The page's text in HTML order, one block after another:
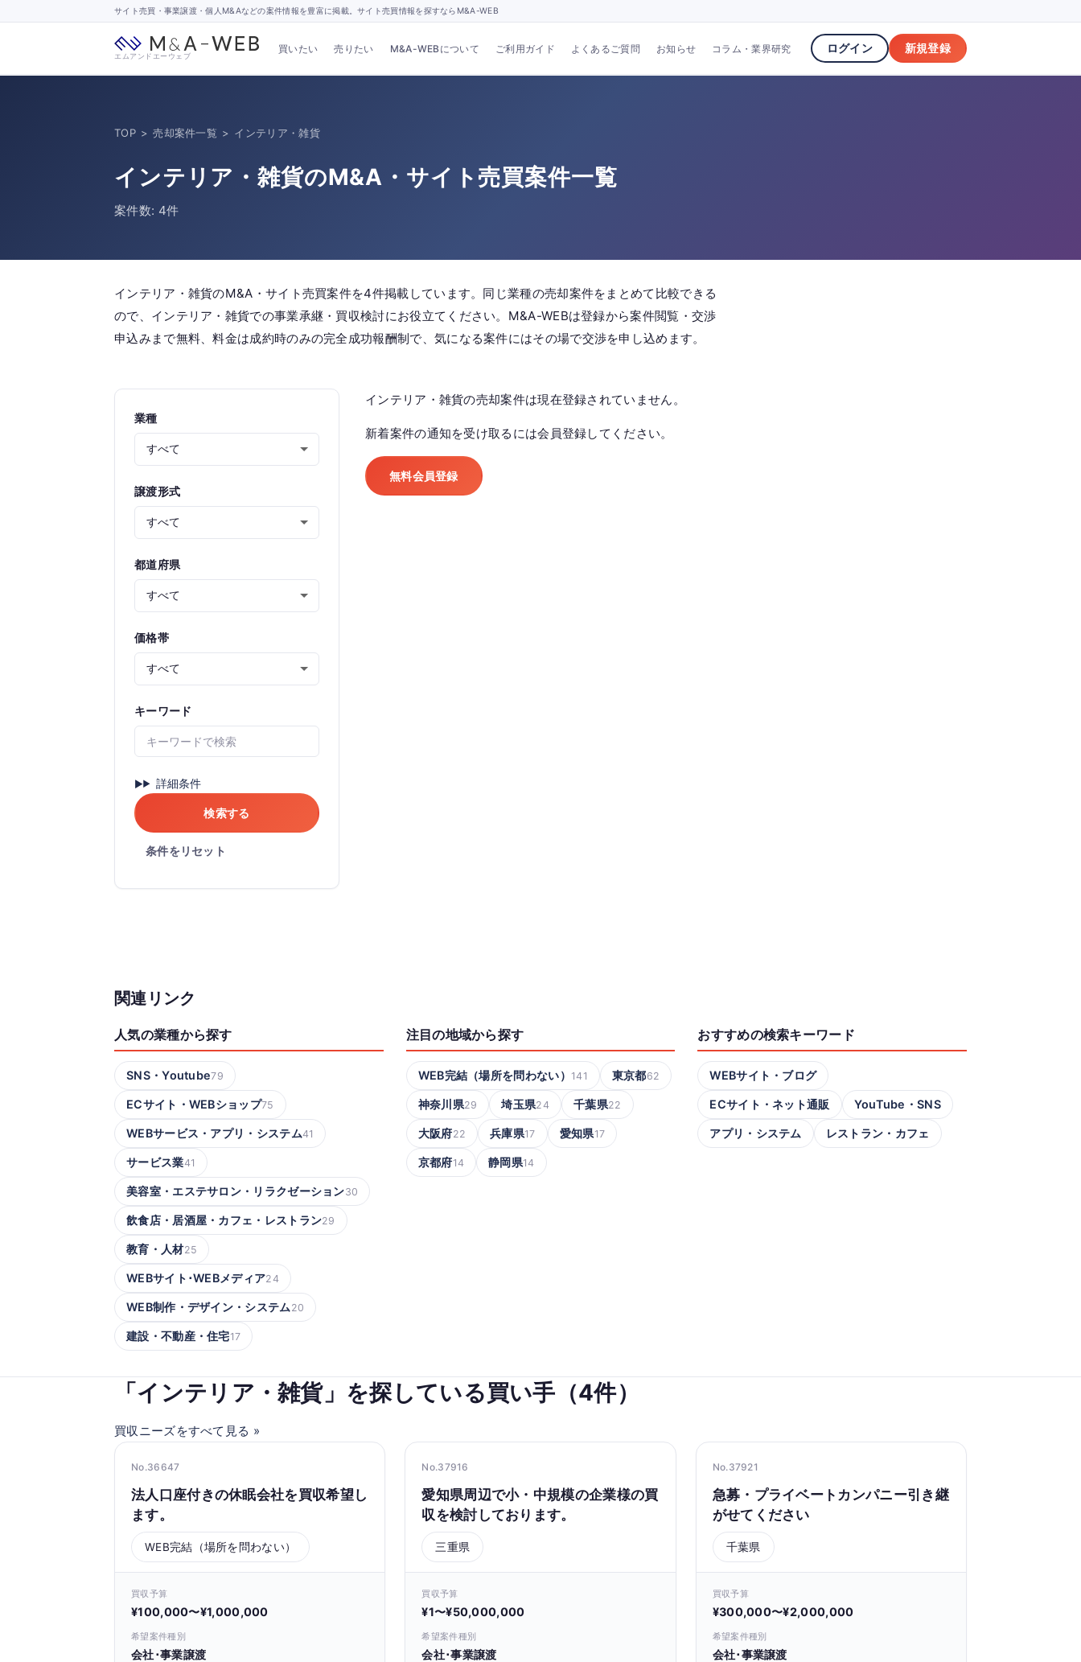
サイト売買・事業譲渡・個人M&Aなどの案件情報を豊富に掲載。サイト売買情報を探すならM&A-WEB
エムアンドエーウェブ
買いたい 売りたい M&A-WEBについて ご利用ガイド よくあるご質問 お知らせ コラム・業界研究 ログイン 新規登録
TOP > 売却案件一覧 > インテリア・雑貨
インテリア・雑貨のM&A・サイト売買案件一覧
案件数: 4件
インテリア・雑貨のM&A・サイト売買案件を4件掲載しています。同じ業種の売却案件をまとめて比較できる
ので、インテリア・雑貨での事業承継・買収検討にお役立てください。M&A-WEBは登録から案件閲覧・交渉
申込みまで無料、料金は成約時のみの完全成功報酬制で、気になる案件にはその場で交渉を申し込めます。
業種
譲渡形式
都道府県
価格帯
キーワード
詳細条件
検索する
条件をリセット
インテリア・雑貨の売却案件は現在登録されていません。
新着案件の通知を受け取るには会員登録してください。
無料会員登録
関連リンク
人気の業種から探す
SNS・Youtube79
ECサイト・WEBショップ75
WEBサービス・アプリ・システム41
サービス業41
美容室・エステサロン・リラクゼーション30
飲食店・居酒屋・カフェ・レストラン29
教育・人材25
WEBサイト･WEBメディア24
WEB制作・デザイン・システム 20
建設・不動産・住宅17
注目の地域から探す
WEB完結（場所を問わない） 141 東京都62
神奈川県29 埼玉県24 千葉県22
大阪府22 兵庫県17 愛知県17
京都府14 静岡県14
おすすめの検索キーワード
WEBサイト・ブログ
ECサイト・ネット通販 YouTube・SNS
アプリ・システム レストラン・カフェ
「インテリア・雑貨」を探している買い手（4件）
買収ニーズをすべて見る »
No.36647
法人口座付きの休眠会社を買収希望し
ます。
WEB完結（場所を問わない）
買収予算
¥100,000〜¥1,000,000
希望案件種別
会社･事業譲渡
No.37916
愛知県周辺で小・中規模の企業様の買
収を検討しております。
三重県
買収予算
¥1〜¥50,000,000
希望案件種別
会社･事業譲渡
No.37921
急募・プライベートカンパニー引き継
がせてください
千葉県
買収予算
¥300,000〜¥2,000,000
希望案件種別
会社･事業譲渡